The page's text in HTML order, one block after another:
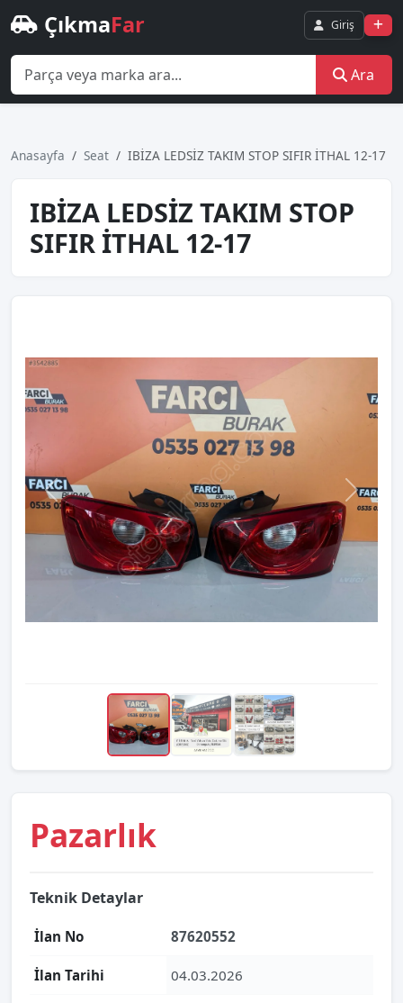
ÇıkmaFar Giriş
Ara
Anasayfa Seat IBİZA LEDSİZ TAKIM STOP SIFIR İTHAL 12-17
IBİZA LEDSİZ TAKIM STOP
SIFIR İTHAL 12-17
Pazarlık
Teknik Detaylar
İlan No 87620552
İlan Tarihi 04.03.2026